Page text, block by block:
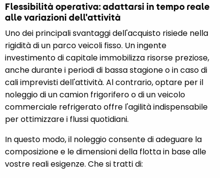
Flessibilità operativa: adattarsi in tempo reale
alle variazioni dell'attività
Uno dei principali svantaggi dell'acquisto risiede nella
rigidità di un parco veicoli fisso. Un ingente
investimento di capitale immobilizza risorse preziose,
anche durante i periodi di bassa stagione o in caso di
cali imprevisti dell'attività. Al contrario, optare per il
noleggio di un camion frigorifero o di un veicolo
commerciale refrigerato offre l'agilità indispensabile
per ottimizzare i flussi quotidiani.
In questo modo, il noleggio consente di adeguare la
composizione e le dimensioni della flotta in base alle
vostre reali esigenze. Che si tratti di: